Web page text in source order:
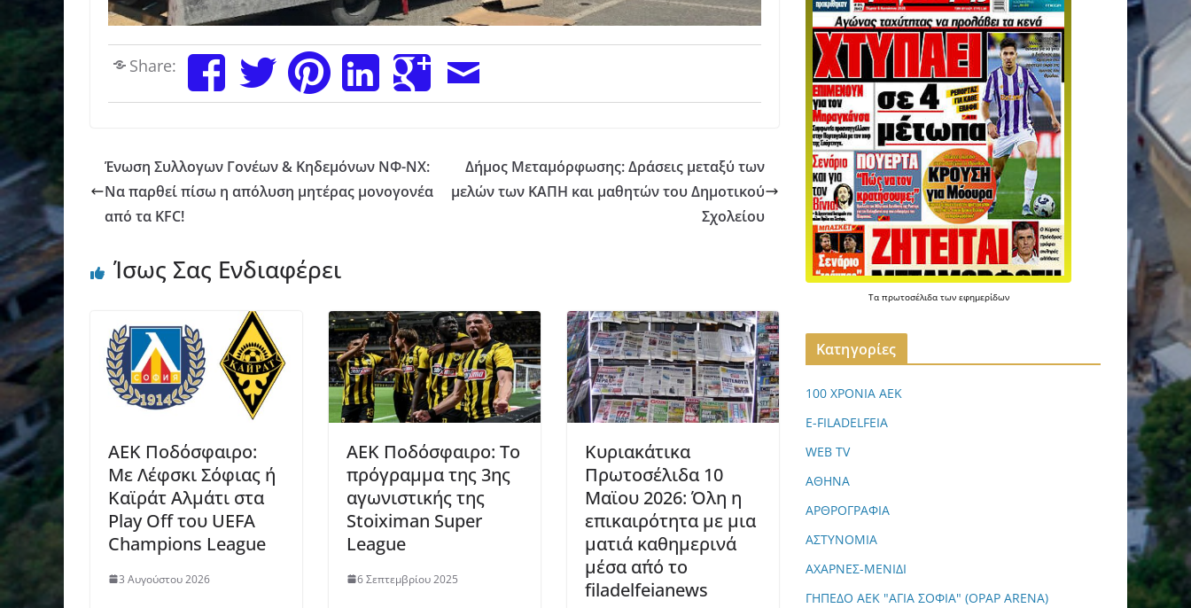
Share:
Ένωση Συλλογων Γονέων & Κηδεμόνων ΝΦ-ΝΧ:
Να παρθεί πίσω η απόλυση μητέρας μονογονέα
από τα KFC!
Δήμος Μεταμόρφωσης: Δράσεις μεταξύ των
μελών των ΚΑΠΗ και μαθητών του Δημοτικού
Σχολείου
Ίσως Σας Ενδιαφέρει
ΑΕΚ Ποδόσφαιρο:
Με Λέφσκι Σόφιας ή
Καϊράτ Αλμάτι στα
Play Off του UEFA
Champions League
3 Αυγούστου 2026
ΑΕΚ Ποδόσφαιρο: Το
πρόγραμμα της 3ης
αγωνιστικής της
Stoiximan Super
League
6 Σεπτεμβρίου 2025
Κυριακάτικα
Πρωτοσέλιδα 10
Mαϊου 2026: Όλη η
επικαιρότητα με μια
ματιά καθημερινά
μέσα απ΄ό το
filadelfeianews
Τα πρωτοσέλιδα των εφημερίδων
Kατηγορίες
100 ΧΡΟΝΙΑ ΑΕΚ
E-FILADELFEIA
WEB TV
ΑΘΗΝΑ
ΑΡΘΡΟΓΡΑΦΙΑ
ΑΣΤΥΝΟΜΙΑ
ΑΧΑΡΝΕΣ-ΜΕΝΙΔΙ
ΓΗΠΕΔΟ ΑΕΚ "ΑΓΙΑ ΣΟΦΙΑ" (OPAP ARENA)